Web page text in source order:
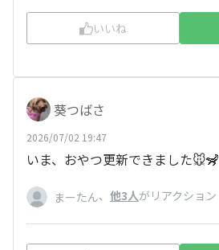
いいね
葵つばさ
2026/07/02 19:47
いま、おやつ更新できました🐭🦨
まーたん、 他3人がリアクション